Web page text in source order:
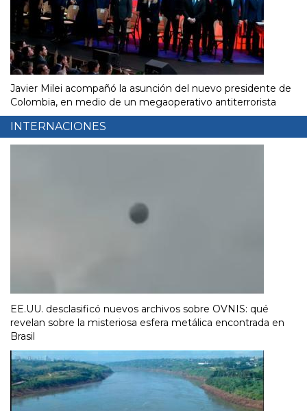
Javier Milei acompañó la asunción del nuevo presidente de
Colombia, en medio de un megaoperativo antiterrorista
INTERNACIONES
EE.UU. desclasificó nuevos archivos sobre OVNIS: qué
revelan sobre la misteriosa esfera metálica encontrada en
Brasil